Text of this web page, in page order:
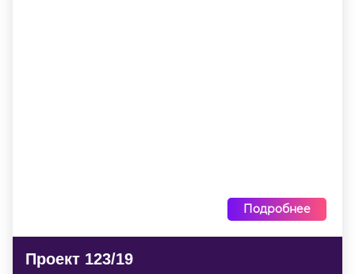
Подробнее
Проект 123/19